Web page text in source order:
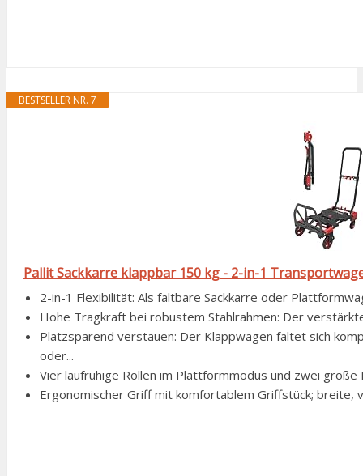
BESTSELLER NR. 7
Pallit Sackkarre klappbar 150 kg - 2-in-1
2-in-1 Flexibilität: Als faltbare Sackkarre oder
Hohe Tragkraft bei robustem Stahlrahmen: Der
Platzsparend verstauen: Der Klappwagen faltet sich
oder...
Vier laufruhige Rollen im Plattformmodus und zwei
Ergonomischer Griff mit komfortablem Griffstück;